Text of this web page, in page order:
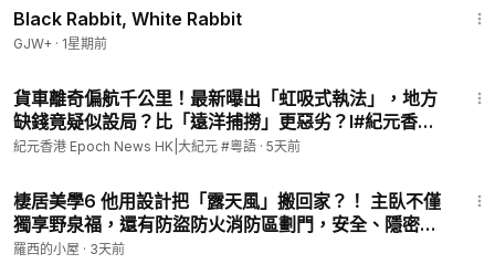
Black Rabbit, White Rabbit
GJW+ · 1星期前
貨車離奇偏航千公里！最新曝出「虹吸式執法」，地方
缺錢竟疑似設局？比「遠洋捕撈」更惡劣？l#紀元香港
粵語
紀元香港 Epoch News HK|大紀元 #粵語 · 5天前
棲居美學6 他用設計把「露天風」搬回家？！ 主臥不僅
獨享野泉福，還有防盜防火消防區劃門，安全、隱密竟
「一門搞定」！
羅西的小屋 · 3天前